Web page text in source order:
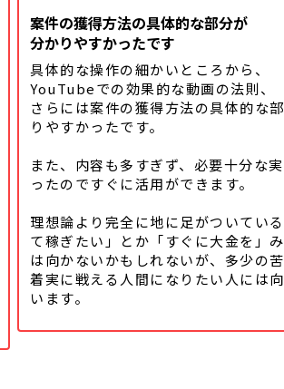
案件の獲得方法の具体的な部分が
分かりやすかったです
具体的な操作の細かいところから、
YouTubeでの効果的な動画の法則、
さらには案件の獲得方法の具体的な
りやすかったです。
また、内容も多すぎず、必要十分な
ったのですぐに活用ができます。
理想論より完全に地に足がついてい
て稼ぎたい」とか「すぐに大金を」
は向かないかもしれないが、多少の
着実に戦える人間になりたい人には
います。